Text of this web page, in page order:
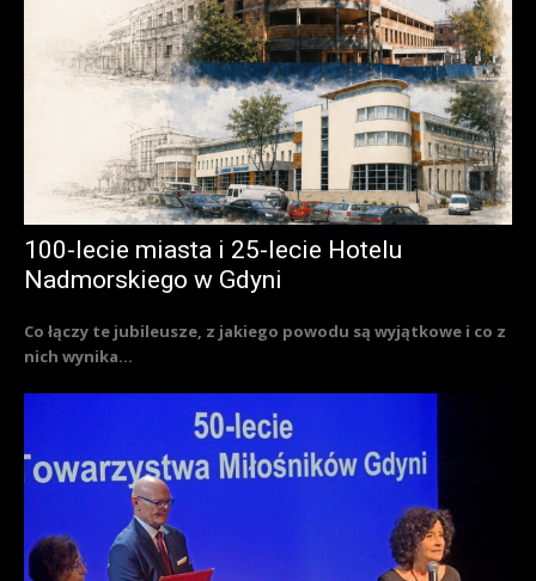
100-lecie miasta i 25-lecie Hotelu
Nadmorskiego w Gdyni
Co łączy te jubileusze, z jakiego powodu są wyjątkowe i co z
nich wynika...